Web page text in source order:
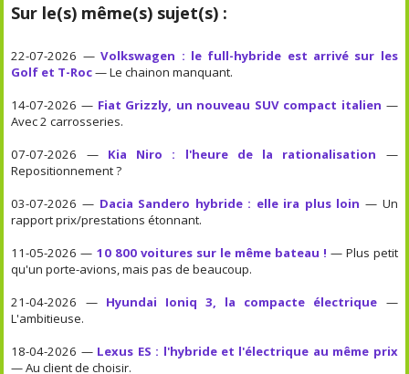
Sur le(s) même(s) sujet(s) :
22-07-2026 —Volkswagen : le full-hybride est arrivé sur les
Golf et T-Roc— Le chainon manquant.
14-07-2026 — Fiat Grizzly, un nouveau SUV compact italien —
Avec 2 carrosseries.
07-07-2026 — Kia Niro : l'heure de la rationalisation —
Repositionnement ?
03-07-2026 — Dacia Sandero hybride : elle ira plus loin — Un
rapport prix/prestations étonnant.
11-05-2026 — 10 800 voitures sur le même bateau ! — Plus petit
qu'un porte-avions, mais pas de beaucoup.
21-04-2026 — Hyundai Ioniq 3, la compacte électrique —
L'ambitieuse.
18-04-2026 — Lexus ES : l'hybride et l'électrique au même prix
— Au client de choisir.